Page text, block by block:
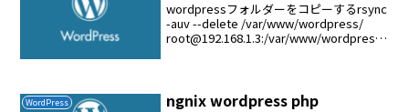
wordpressフォルダーをコピーするrsync
-auv --delete /var/www/wordpress/
root@192.168.1.3:/var/www/wordpress/
WordPress ngnix wordpress php